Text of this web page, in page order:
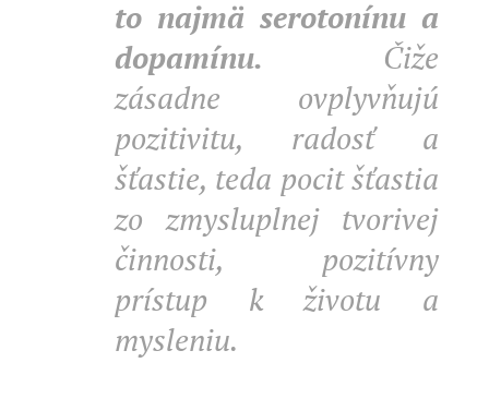
to najmä serotonínu a
dopamínu. Čiže
zásadne ovplyvňujú
pozitivitu, radosť a
šťastie, teda pocit šťastia
zo zmysluplnej tvorivej
činnosti, pozitívny
prístup k životu a
mysleniu.